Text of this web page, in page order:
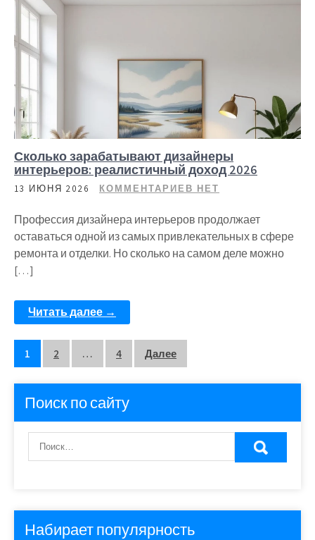
Сколько зарабатывают дизайнеры
интерьеров: реалистичный доход 2026
13 ИЮНЯ 2026 КОММЕНТАРИЕВ НЕТ
Профессия дизайнера интерьеров продолжает
оставаться одной из самых привлекательных в сфере
ремонта и отделки. Но сколько на самом деле можно
[…]
Читать далее →
Пагинация
записей
1 2 … 4 Далее
Поиск по сайту
Набирает популярность